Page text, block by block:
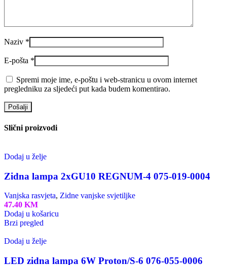
Naziv *
E-pošta *
Spremi moje ime, e-poštu i web-stranicu u ovom internet
pregledniku za sljedeći put kada budem komentirao.
Slični proizvodi
Dodaj u želje
Zidna lampa 2xGU10 REGNUM-4 075-019-0004
Vanjska rasvjeta, Zidne vanjske svjetiljke
47.40 KM
Dodaj u košaricu
Brzi pregled
Dodaj u želje
LED zidna lampa 6W Proton/S-6 076-055-0006